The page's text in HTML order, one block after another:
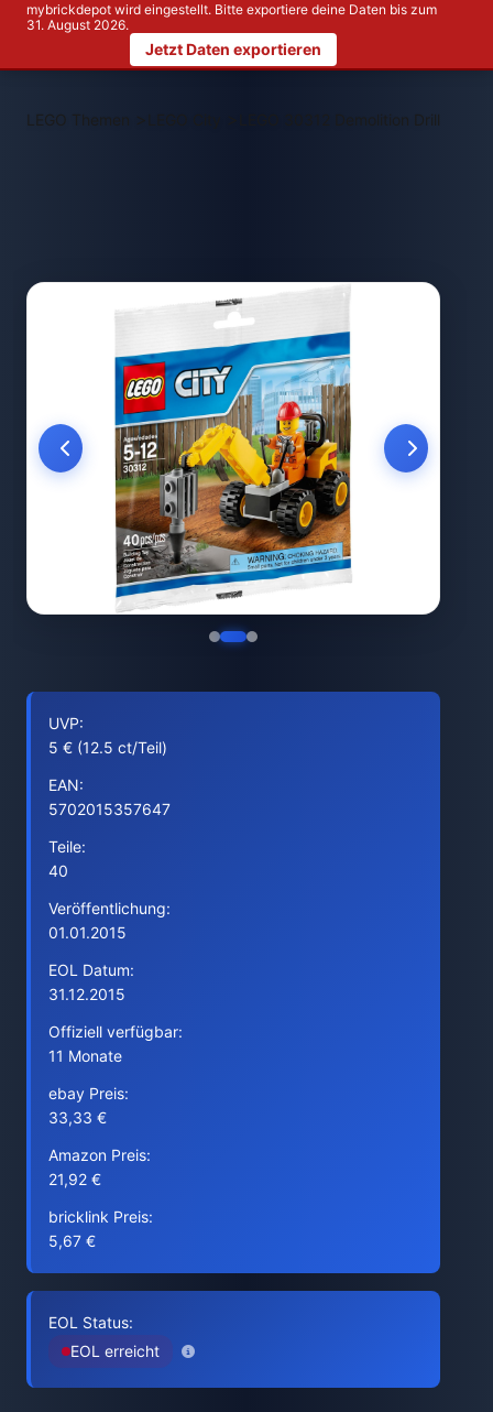
mybrickdepot wird eingestellt. Bitte exportiere deine Daten bis zum
31. August 2026.
Jetzt Daten exportieren
LEGO Themen > LEGO 30312 Demolition Driller
UVP:
5 € (12.5 ct/Teil)
EAN:
5702015357647
Teile:
40
Veröffentlichung:
01.01.2015
EOL Datum:
31.12.2015
Offiziell verfügbar:
11 Monate
ebay Preis:
33,33 €
Amazon Preis:
21,92 €
bricklink Preis:
5,67 €
EOL Status:
EOL erreicht